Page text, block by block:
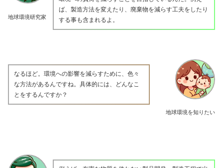
地球環境研究家
ば、製造方法を変えたり、廃棄物を減らす工夫をしたり
する事も含まれるよ。
地球環境を知りたい
なるほど。環境への影響を減らすために、色々
な方法があるんですね。具体的には、どんなこ
とをするんですか？